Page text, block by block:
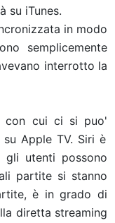
su iTunes.
in modo
semplicemente
interrotto la
con cui ci si puo'
Apple TV. Siri è
utenti possono
partite si stanno
è in grado di
diretta streaming